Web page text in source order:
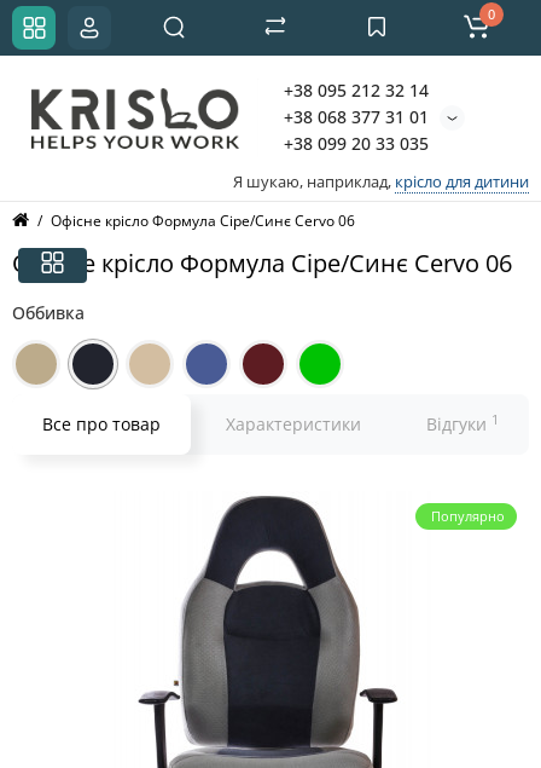
+38 095 212 32 14
+38 068 377 31 01
+38 099 20 33 035
Я шукаю, наприклад, крісло для дитини
0
Офісне крісло Формула Сіре/Синє Cervo 06
Офісне крісло Формула Сіре/Синє Cervo 06
Оббивка
Все про товар Характеристики Відгуки 1
Популярно